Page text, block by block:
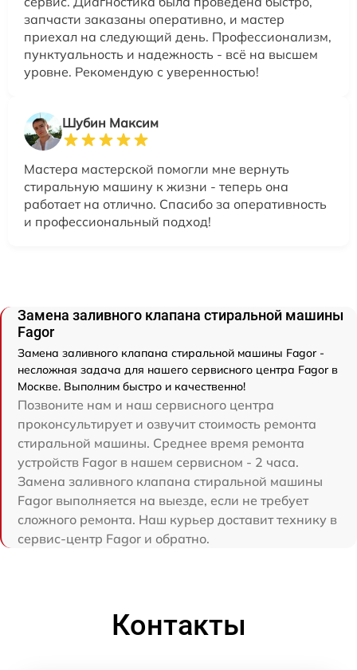
запчасти заказаны оперативно, и мастер
приехал на следующий день. Профессионализм,
пунктуальность и надежность - всё на высшем
уровне. Рекомендую с уверенностью!
Шубин Максим
Мастера мастерской помогли мне вернуть
стиральную машину к жизни - теперь она
работает на отлично. Спасибо за оперативность
и профессиональный подход!
Замена заливного клапана стиральной машины
Fagor
Замена заливного клапана стиральной машины Fagor -
несложная задача для нашего сервисного центра Fagor в
Москве. Выполним быстро и качественно!
Позвоните нам и наш сервисного центра
проконсультирует и озвучит стоимость ремонта
стиральной машины. Среднее время ремонта
устройств Fagor в нашем сервисном - 2 часа.
Замена заливного клапана стиральной машины
Fagor выполняется на выезде, если не требует
сложного ремонта. Наш курьер доставит технику в
сервис-центр Fagor и обратно.
Контакты